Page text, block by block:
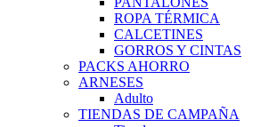
ROPA TÉRMICA
CALCETINES
GORROS Y CINTAS
PACKS AHORRO
ARNESES
Adulto
TIENDAS DE CAMPAÑA